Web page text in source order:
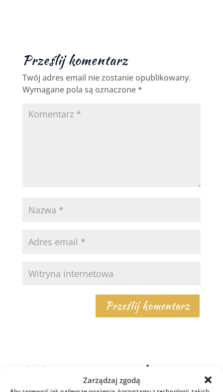
Zarządzaj zgodą
Prześlij komentarz
Twój adres email nie zostanie opublikowany.
Wymagane pola są oznaczone*
Najnowsze w czytelni